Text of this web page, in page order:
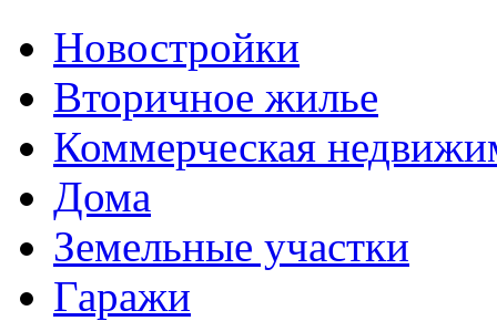
Новостройки
Вторичное жилье
Коммерческая
Дома
Земельные участки
Гаражи